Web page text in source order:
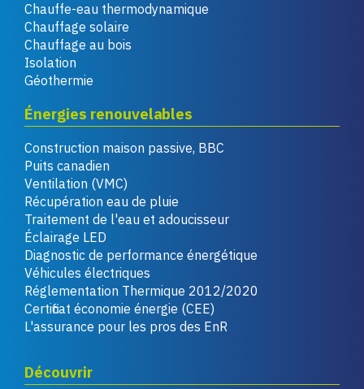
Chauffe-eau thermodynamique
Chauffage solaire
Chauffage au bois
Isolation
Géothermie
Énergies renouvelables
Construction maison passive, BBC
Puits canadien
Ventilation (VMC)
Récupération eau de pluie
Traitement de l'eau et adoucisseur
Éclairage LED
Diagnostic de performance énergétique
Véhicules électriques
Réglementation Thermique 2012/2020
Certificat économie énergie (CEE)
L'assurance pour les pros des EnR
Découvrir